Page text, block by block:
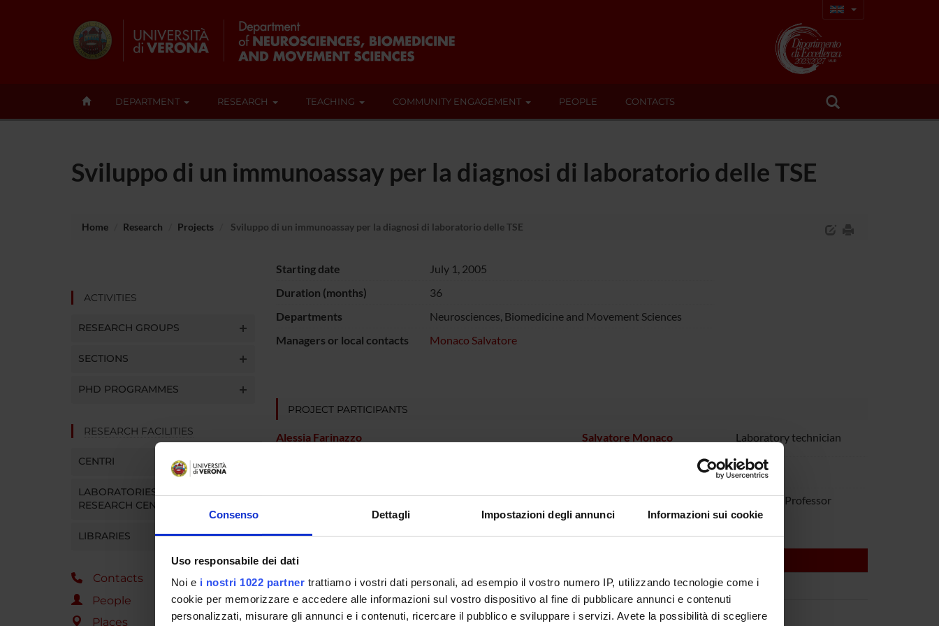
Consenso Dettagli Impostazioni degli annunci Informazioni sui cookie
Uso responsabile dei dati
Noi e i nostri 1022 partner trattiamo i vostri dati personali, ad esempio il vostro numero IP, utilizzando tecnologie come i
cookie per memorizzare e accedere alle informazioni sul vostro dispositivo al fine di pubblicare annunci e contenuti
personalizzati, misurare gli annunci e i contenuti, ricercare il pubblico e sviluppare i servizi. Avete la possibilità di scegliere
DEPARTMENT RESEARCH TEACHING COMMUNITY ENGAGEMENT PEOPLE CONTACTS
Sviluppo di un immunoassay per la diagnosi di laboratorio delle TSE
Home Research Projects Sviluppo di un immunoassay per la diagnosi di laboratorio delle TSE
ACTIVITIES
RESEARCH GROUPS
SECTIONS
PHD PROGRAMMES
RESEARCH FACILITIES
CENTRI
LABORATORIES AND
RESEARCH CENTRES
LIBRARIES
Contacts
People
Places
Starting date
July 1, 2005
Duration (months)
36
Departments
Neurosciences, Biomedicine and Movement Sciences
Managers or local contacts
Monaco Salvatore
PROJECT PARTICIPANTS
Alessia Farinazzo
Michele Fiorini
Salvatore Monaco Laboratory technician
Gianluigi Zanusso Associate Professor
SECTIONS
Neurology Section